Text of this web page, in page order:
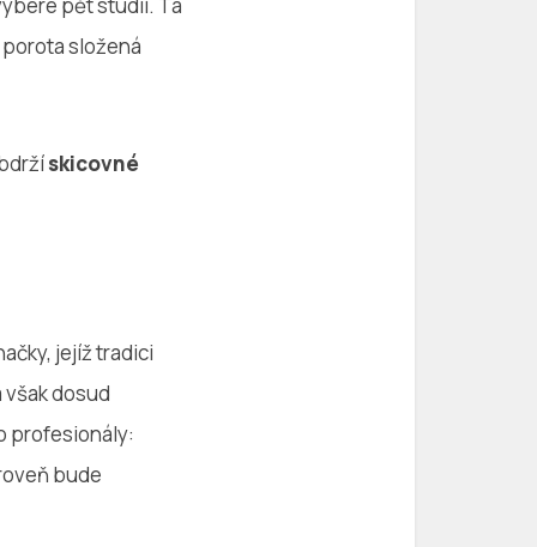
složená
skicovné
jejíž tradici
dosud
profesionály:
bude